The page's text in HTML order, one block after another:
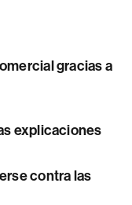
gracias a
explicaciones
contra las